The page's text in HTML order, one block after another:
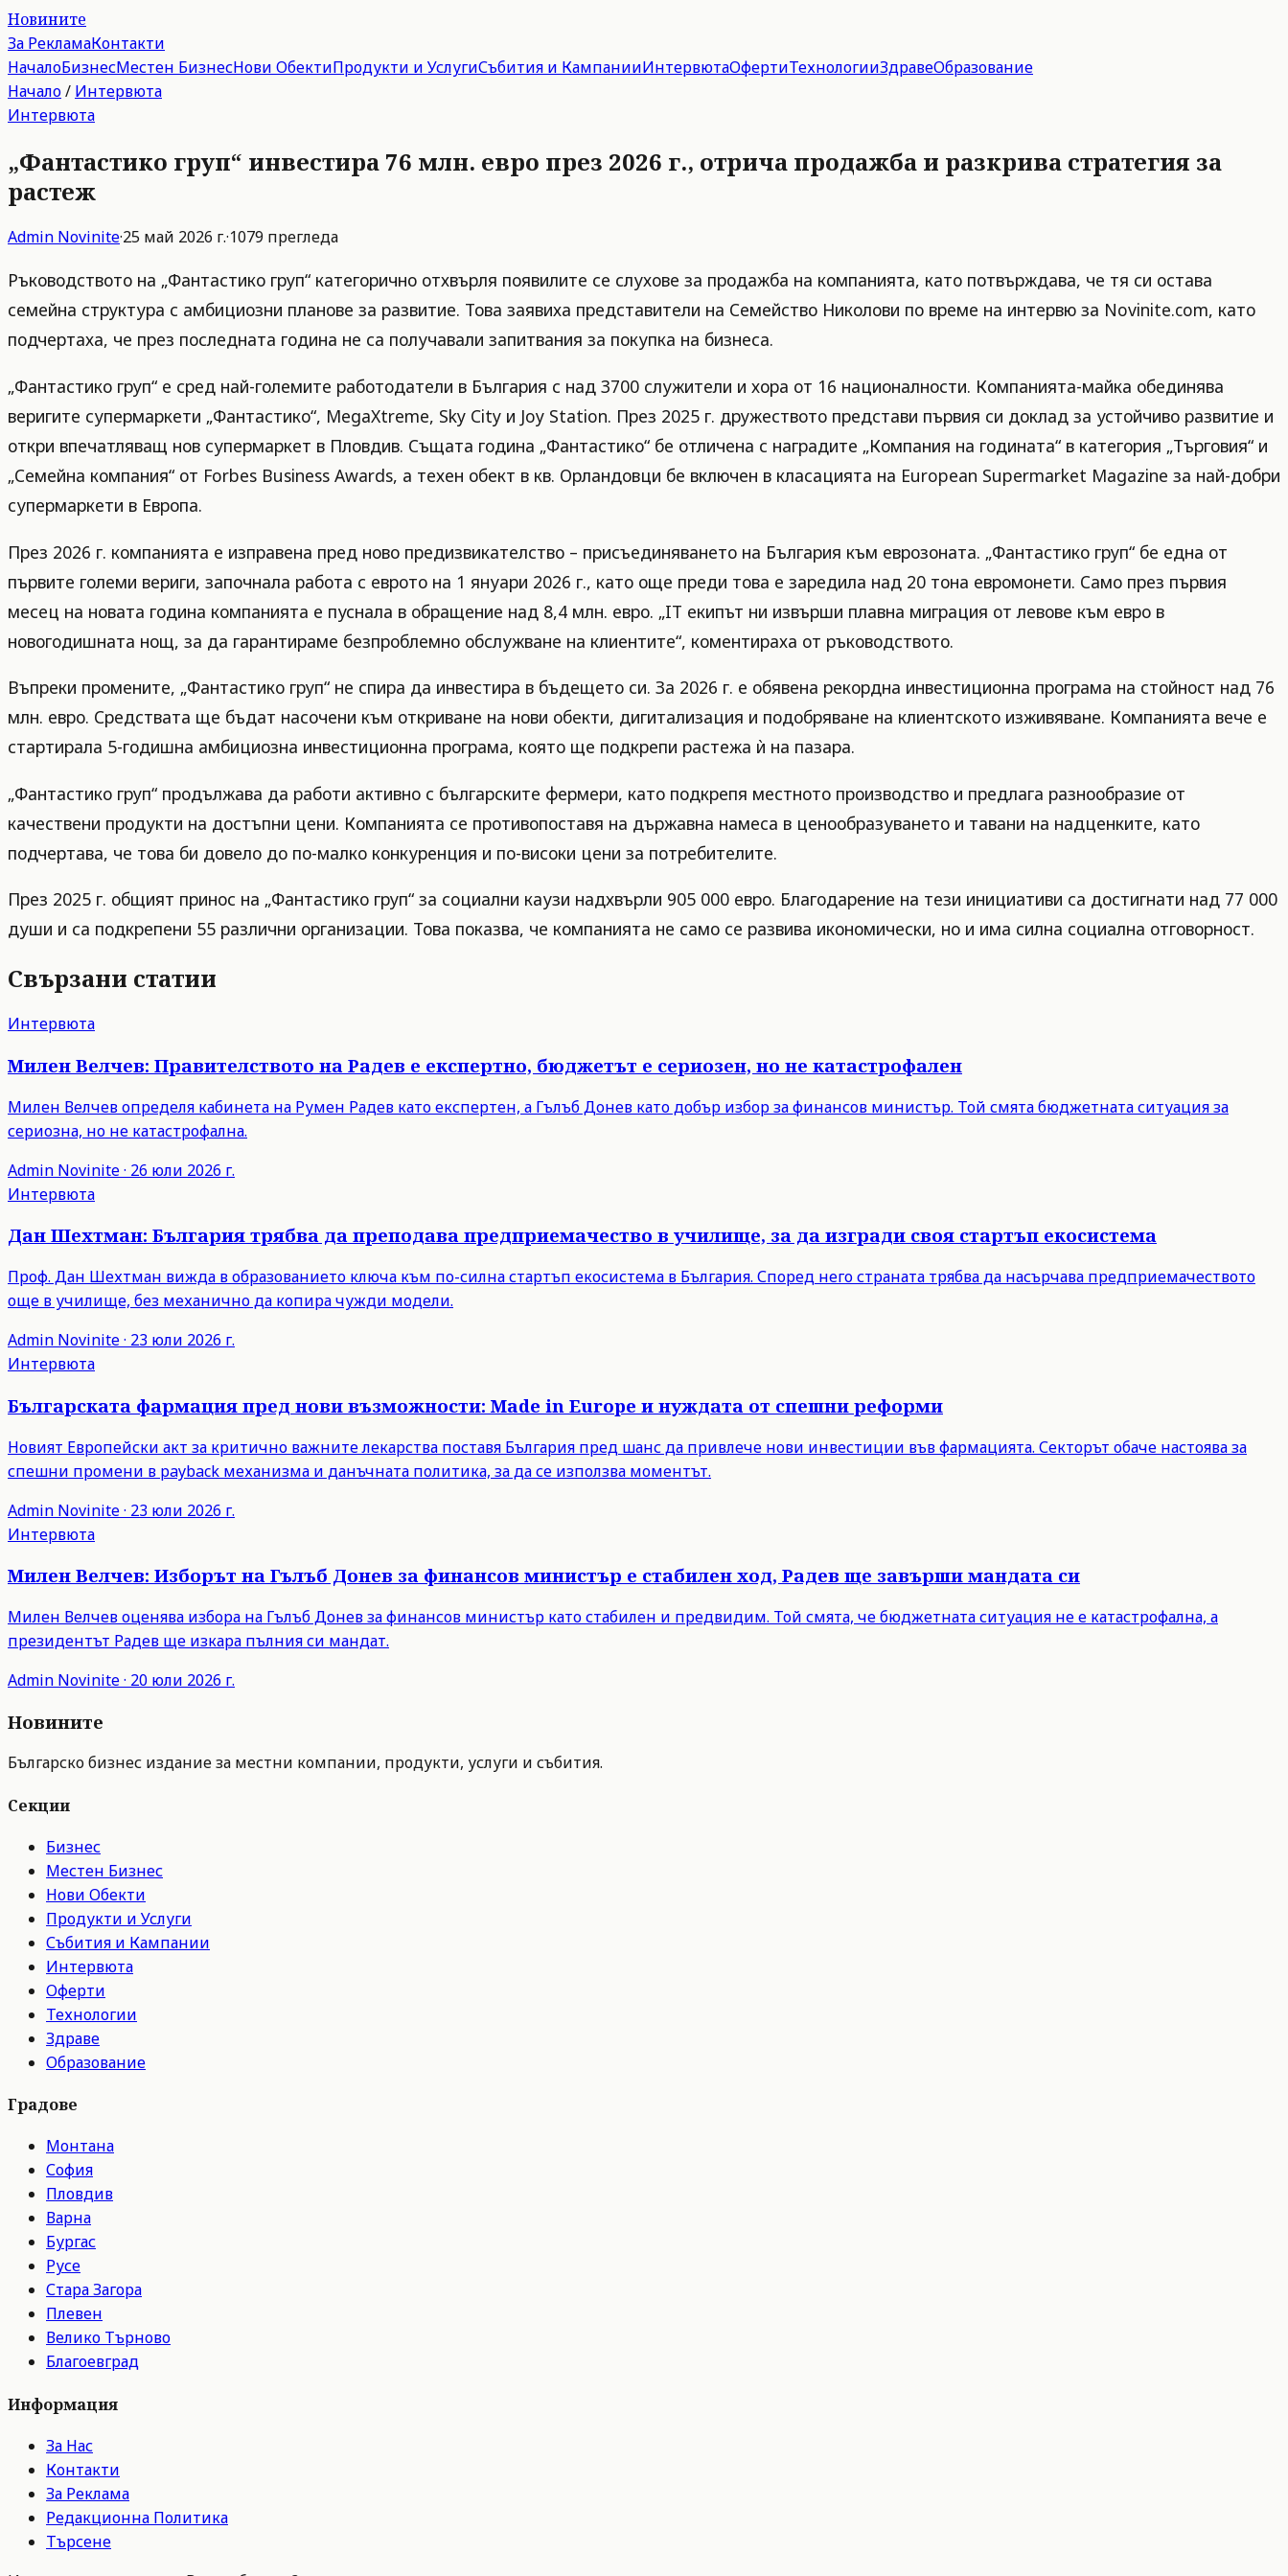
Новините
За РекламаКонтакти
НачалоБизнесМестен БизнесНови ОбектиПродукти и УслугиСъбития и КампанииИнтервютаОфертиТехнологииЗдравеОбразование
Начало/ Интервюта
Интервюта
„Фантастико груп“ инвестира 76 млн. евро през 2026 г., отрича продажба и разкрива стратегия за
растеж
Admin Novinite·25 май 2026 г.·1079 прегледа
Ръководството на „Фантастико груп“ категорично отхвърля появилите се слухове за продажба на компанията, като потвърждава, че тя си остава
семейна структура с амбициозни планове за развитие. Това заявиха представители на Семейство Николови по време на интервю за Novinite.com, като
подчертаха, че през последната година не са получавали запитвания за покупка на бизнеса.
„Фантастико груп“ е сред най-големите работодатели в България с над 3700 служители и хора от 16 националности. Компанията-майка обединява
веригите супермаркети „Фантастико“, MegaXtreme, Sky City и Joy Station. През 2025 г. дружеството представи първия си доклад за устойчиво развитие и
откри впечатляващ нов супермаркет в Пловдив. Същата година „Фантастико“ бе отличена с наградите „Компания на годината“ в категория „Търговия“ и
„Семейна компания“ от Forbes Business Awards, а техен обект в кв. Орландовци бе включен в класацията на European Supermarket Magazine за най-добри
супермаркети в Европа.
През 2026 г. компанията е изправена пред ново предизвикателство – присъединяването на България към еврозоната. „Фантастико груп“ бе една от
първите големи вериги, започнала работа с еврото на 1 януари 2026 г., като още преди това е заредила над 20 тона евромонети. Само през първия
месец на новата година компанията е пуснала в обращение над 8,4 млн. евро. „IT екипът ни извърши плавна миграция от левове към евро в
новогодишната нощ, за да гарантираме безпроблемно обслужване на клиентите“, коментираха от ръководството.
Въпреки промените, „Фантастико груп“ не спира да инвестира в бъдещето си. За 2026 г. е обявена рекордна инвестиционна програма на стойност над 76
млн. евро. Средствата ще бъдат насочени към откриване на нови обекти, дигитализация и подобряване на клиентското изживяване. Компанията вече е
стартирала 5-годишна амбициозна инвестиционна програма, която ще подкрепи растежа ѝ на пазара.
„Фантастико груп“ продължава да работи активно с българските фермери, като подкрепя местното производство и предлага разнообразие от
качествени продукти на достъпни цени. Компанията се противопоставя на държавна намеса в ценообразуването и тавани на надценките, като
подчертава, че това би довело до по-малко конкуренция и по-високи цени за потребителите.
През 2025 г. общият принос на „Фантастико груп“ за социални каузи надхвърли 905 000 евро. Благодарение на тези инициативи са достигнати над 77 000
души и са подкрепени 55 различни организации. Това показва, че компанията не само се развива икономически, но и има силна социална отговорност.
Свързани статии
Интервюта
Милен Велчев: Правителството на Радев е експертно, бюджетът е сериозен, но не катастрофален
Милен Велчев определя кабинета на Румен Радев като експертен, а Гълъб Донев като добър избор за финансов министър. Той смята бюджетната ситуация за
сериозна, но не катастрофална.
Admin Novinite· 26 юли 2026 г.
Интервюта
Дан Шехтман: България трябва да преподава предприемачество в училище, за да изгради своя стартъп екосистема
Проф. Дан Шехтман вижда в образованието ключа към по-силна стартъп екосистема в България. Според него страната трябва да насърчава предприемачеството
още в училище, без механично да копира чужди модели.
Admin Novinite· 23 юли 2026 г.
Интервюта
Българската фармация пред нови възможности: Made in Europe и нуждата от спешни реформи
Новият Европейски акт за критично важните лекарства поставя България пред шанс да привлече нови инвестиции във фармацията. Секторът обаче настоява за
спешни промени в payback механизма и данъчната политика, за да се използва моментът.
Admin Novinite· 23 юли 2026 г.
Интервюта
Милен Велчев: Изборът на Гълъб Донев за финансов министър е стабилен ход, Радев ще завърши мандата си
Милен Велчев оценява избора на Гълъб Донев за финансов министър като стабилен и предвидим. Той смята, че бюджетната ситуация не е катастрофална, а
президентът Радев ще изкара пълния си мандат.
Admin Novinite· 20 юли 2026 г.
Новините
Българско бизнес издание за местни компании, продукти, услуги и събития.
Секции
Бизнес
Местен Бизнес
Нови Обекти
Продукти и Услуги
Събития и Кампании
Интервюта
Оферти
Технологии
Здраве
Образование
Градове
Монтана
София
Пловдив
Варна
Бургас
Русе
Стара Загора
Плевен
Велико Търново
Благоевград
Информация
За Нас
Контакти
За Реклама
Редакционна Политика
Търсене